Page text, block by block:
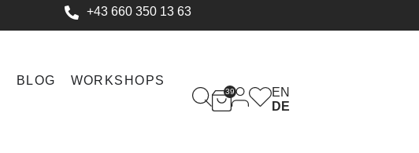
+43 660 350 13 63
BLOG
WORKSHOPS
39
EN
DE